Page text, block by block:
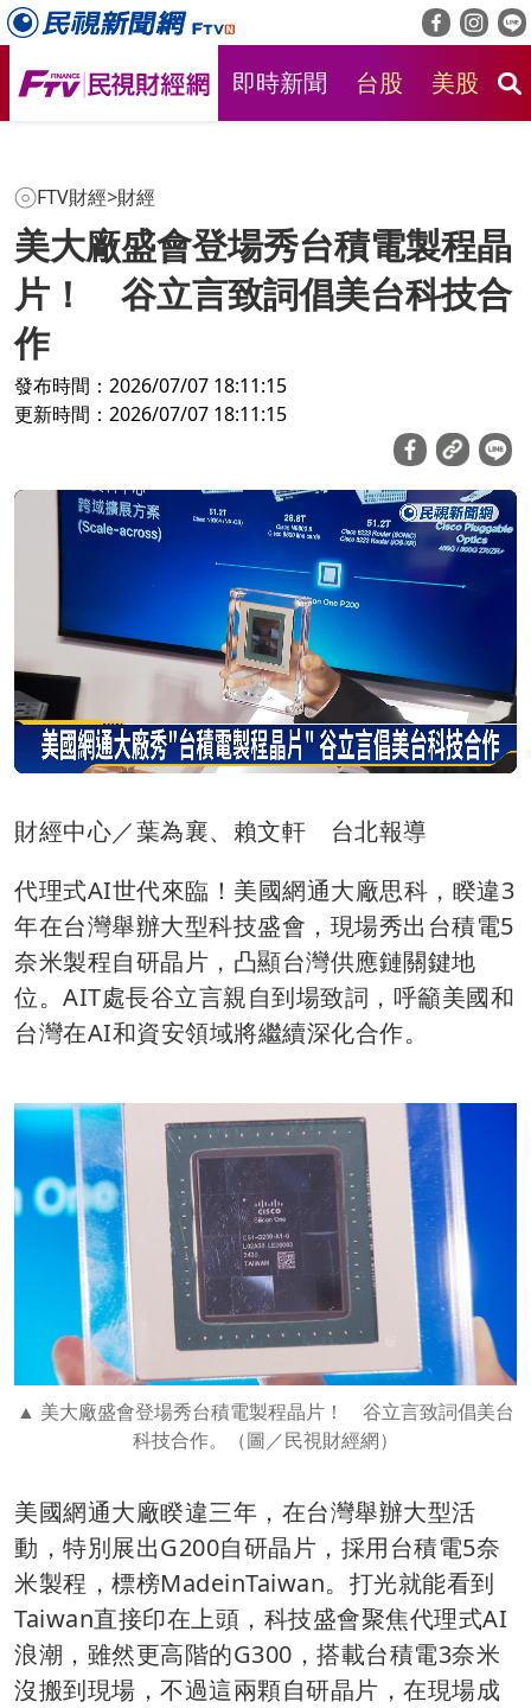
即時新聞 台股 美股
FTV財經>財經
美大廠盛會登場秀台積電製程晶
片！ 谷立言致詞倡美台科技合
作
發布時間：2026/07/07 18:11:15
更新時間：2026/07/07 18:11:15
財經中心／葉為襄、賴文軒 台北報導
代理式AI世代來臨！美國網通大廠思科，睽違3
年在台灣舉辦大型科技盛會，現場秀出台積電5
奈米製程自研晶片，凸顯台灣供應鏈關鍵地
位。AIT處長谷立言親自到場致詞，呼籲美國和
台灣在AI和資安領域將繼續深化合作。
美大廠盛會登場秀台積電製程晶片！ 谷立言致詞倡美台
科技合作。（圖／民視財經網）
美國網通大廠睽違三年，在台灣舉辦大型活
動，特別展出G200自研晶片，採用台積電5奈
米製程，標榜MadeinTaiwan。打光就能看到
Taiwan直接印在上頭，科技盛會聚焦代理式AI
浪潮，雖然更高階的G300，搭載台積電3奈米
沒搬到現場，不過這兩顆自研晶片，在現場成